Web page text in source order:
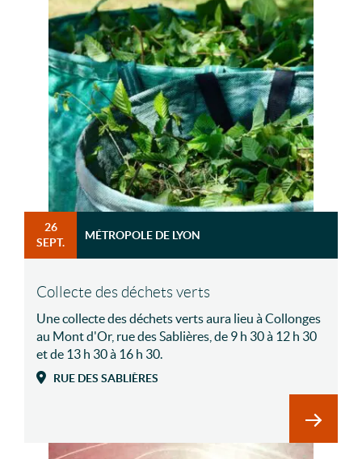
26
SEPT.
MÉTROPOLE DE LYON
Collecte des déchets verts
Une collecte des déchets verts aura lieu à Collonges
au Mont d'Or, rue des Sablières, de 9 h 30 à 12 h 30
et de 13 h 30 à 16 h 30.
RUE DES SABLIÈRES
En